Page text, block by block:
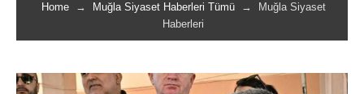
Home→ Muğla Siyaset Haberleri Tümü→ Muğla Siyaset
Haberleri